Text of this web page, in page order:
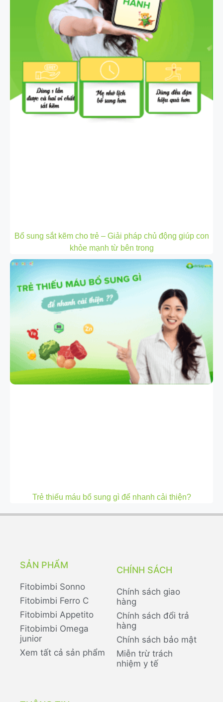
Bổ sung sắt kẽm cho trẻ – Giải pháp chủ động giúp con
khỏe mạnh từ bên trong
Trẻ thiếu máu bổ sung gì để nhanh cải thiện?
SẢN PHẨM
Fitobimbi Sonno
Fitobimbi Ferro C
Fitobimbi Appetito
Fitobimbi Omega
junior
Xem tất cả sản phẩm
CHÍNH SÁCH
Chính sách giao
hàng
Chính sách đổi trả
hàng
Chính sách bảo mật
Miễn trừ trách
nhiệm y tế